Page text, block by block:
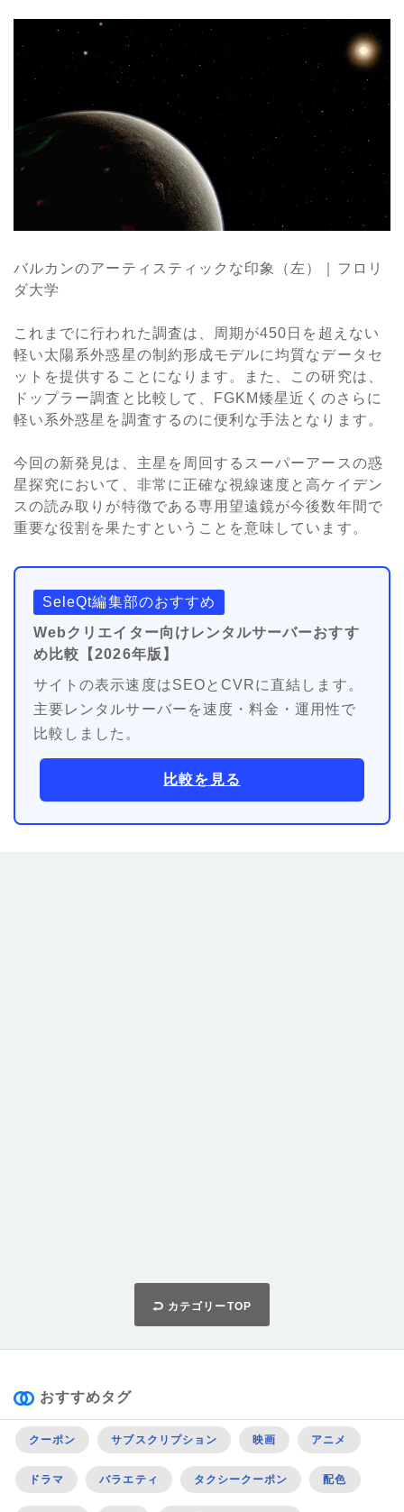
バルカンのアーティスティックな印象（左）｜フロリ
ダ大学
これまでに行われた調査は、周期が450日を超えない
軽い太陽系外惑星の制約形成モデルに均質なデータセ
ットを提供することになります。また、この研究は、
ドップラー調査と比較して、FGKM矮星近くのさらに
軽い系外惑星を調査するのに便利な手法となります。
今回の新発見は、主星を周回するスーパーアースの惑
星探究において、非常に正確な視線速度と高ケイデン
スの読み取りが特徴である専用望遠鏡が今後数年間で
重要な役割を果たすということを意味しています。
SeleQt編集部のおすすめ
Webクリエイター向けレンタルサーバーおすす
め比較【2026年版】
サイトの表示速度はSEOとCVRに直結します。
主要レンタルサーバーを速度・料金・運用性で
比較しました。
比較を見る
カテゴリーTOP
おすすめタグ
クーポン サブスクリプション 映画 アニメ
ドラマ バラエティ タクシークーポン 配色